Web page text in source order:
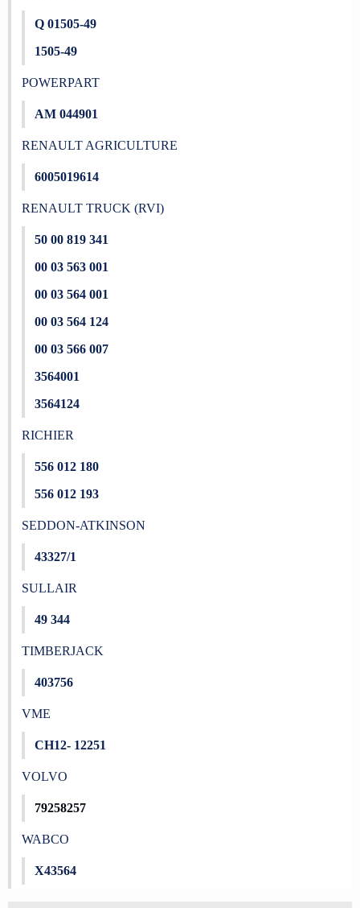
Q 01505-49
1505-49
POWERPART
AM 044901
RENAULT AGRICULTURE
6005019614
RENAULT TRUCK (RVI)
50 00 819 341
00 03 563 001
00 03 564 001
00 03 564 124
00 03 566 007
3564001
3564124
RICHIER
556 012 180
556 012 193
SEDDON-ATKINSON
43327/1
SULLAIR
49 344
TIMBERJACK
403756
VME
CH12- 12251
VOLVO
79258257
WABCO
X43564